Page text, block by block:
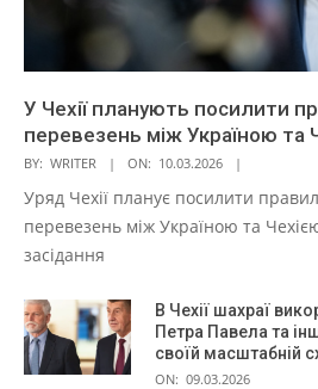
У Чехії планують посилити
перевезень між Україною та
BY: WRITER ON: 10.03.2026
Уряд Чехії планує посилити
перевезень між Україною та
засідання
В Чехії шахраї
Петра Павела та
своїй масштабній
ON: 09.03.2026